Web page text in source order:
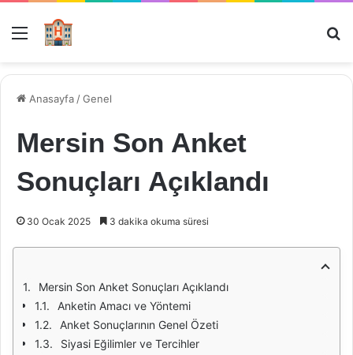
Menü
Anasayfa /Genel
Mersin Son Anket
Sonuçları Açıklandı
30 Ocak 2025 3 dakika okuma süresi
Mersin Son Anket Sonuçları Açıklandı
Anketin Amacı ve Yöntemi
Anket Sonuçlarının Genel Özeti
Siyasi Eğilimler ve Tercihler